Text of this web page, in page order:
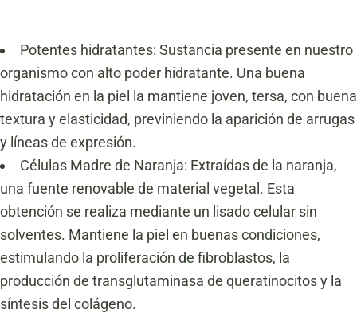
Potentes hidratantes: Sustancia presente en nuestro
organismo con alto poder hidratante. Una buena
hidratación en la piel la mantiene joven, tersa, con buena
textura y elasticidad, previniendo la aparición de arrugas
y líneas de expresión.
Células Madre de Naranja: Extraídas de la naranja,
una fuente renovable de material vegetal. Esta
obtención se realiza mediante un lisado celular sin
solventes. Mantiene la piel en buenas condiciones,
estimulando la proliferación de fibroblastos, la
producción de transglutaminasa de queratinocitos y la
síntesis del colágeno.